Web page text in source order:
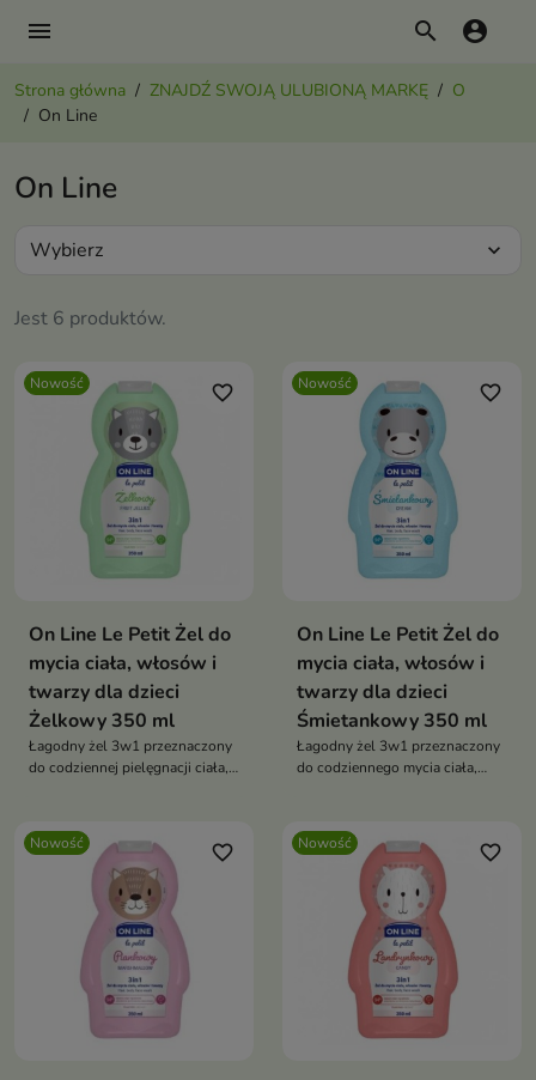
menu search account_circle
Strona główna ZNAJDŹ SWOJĄ ULUBIONĄ MARKĘ
O
On Line
On Line
Jest 6 produktów.
Wybierz expand_more
Nowość favorite_border
On Line Le Petit Żel do
mycia ciała, włosów i
twarzy dla dzieci
Żelkowy 350 ml
Łagodny żel 3w1 przeznaczony
do codziennej pielęgnacji ciała,
Nowość favorite_border
On Line Le Petit Żel do
mycia ciała, włosów i
twarzy dla dzieci
Śmietankowy 350 ml
Łagodny żel 3w1 przeznaczony
do codziennego mycia ciała,
Nowość favorite_border Nowość favorite_border